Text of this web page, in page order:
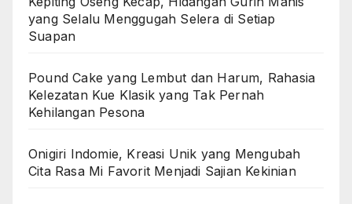
yang Selalu Menggugah Selera di Setiap
Suapan
Pound Cake yang Lembut dan Harum, Rahasia
Kelezatan Kue Klasik yang Tak Pernah
Kehilangan Pesona
Onigiri Indomie, Kreasi Unik yang Mengubah
Cita Rasa Mi Favorit Menjadi Sajian Kekinian